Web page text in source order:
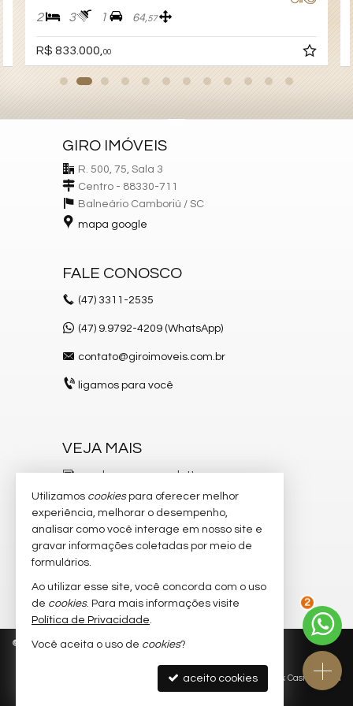
2 3 1 64,57
R$ 833.000,00
GIRO IMÓVEIS
R. 500, 75, Sala 3
Centro - 88330-711
Balneário Camboriú / SC
mapa google
FALE CONOSCO
(47) 3311-2535
(47) 9.9792-4209 (WhatsApp)
contato@giroimoveis.com.br
ligamos para você
VEJA MAIS
receba nosso newsletter
indicadores financeiros
cadastre seu imóvel
imóveis favoritos
mapa de imóveis
© 2026 CRECI/SC 6.204-J Política de Privacidade
Site para imobiliárias: Castel Digital
2
Utilizamos cookiespara oferecer melhor
experiência, melhorar o desempenho,
analisar como você interage em nosso site e
gravar informações coletadas por meio de
formulários.
Ao utilizar esse site, você concorda com o uso
de cookies. Para mais informações visite
Política de Privacidade.
Você aceita o uso de cookies?
aceito cookies